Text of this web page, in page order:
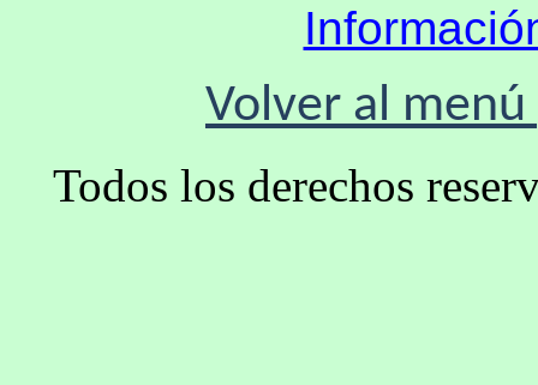
Volver al
Todos los derechos